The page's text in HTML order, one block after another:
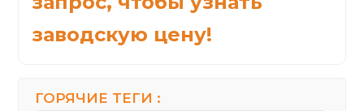
заводскую цену!
ГОРЯЧИЕ ТЕГИ :